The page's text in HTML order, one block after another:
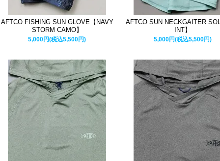
AFTCO FISHING SUN GLOVE【NAVY
STORM CAMO】
5,000円(税込5,500円)
AFTCO SUN NECKGAITER
INT】
5,000円(税込5,500円)